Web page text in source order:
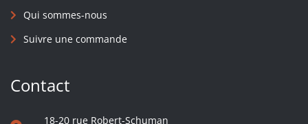
Qui sommes-nous
Suivre une commande
Contact
18-20 rue Robert-Schuman